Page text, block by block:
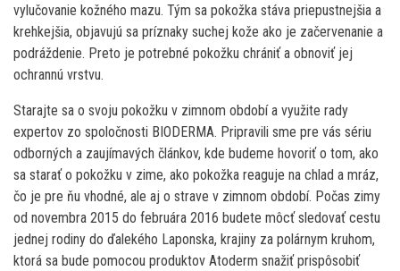
vylučovanie kožného mazu. Tým sa pokožka stáva priepustnejšia a
krehkejšia, objavujú sa príznaky suchej kože ako je začervenanie a
podráždenie. Preto je potrebné pokožku chrániť a obnoviť jej
ochrannú vrstvu.
Starajte sa o svoju pokožku v zimnom období a využite rady
expertov zo spoločnosti BIODERMA. Pripravili sme pre vás sériu
odborných a zaujímavých článkov, kde budeme hovoriť o tom, ako
sa starať o pokožku v zime, ako pokožka reaguje na chlad a mráz,
čo je pre ňu vhodné, ale aj o strave v zimnom období. Počas zimy
od novembra 2015 do februára 2016 budete môcť sledovať cestu
jednej rodiny do ďalekého Laponska, krajiny za polárnym kruhom,
ktorá sa bude pomocou produktov Atoderm snažiť prispôsobiť